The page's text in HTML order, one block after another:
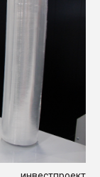
ПЕРЕЙТИ НА